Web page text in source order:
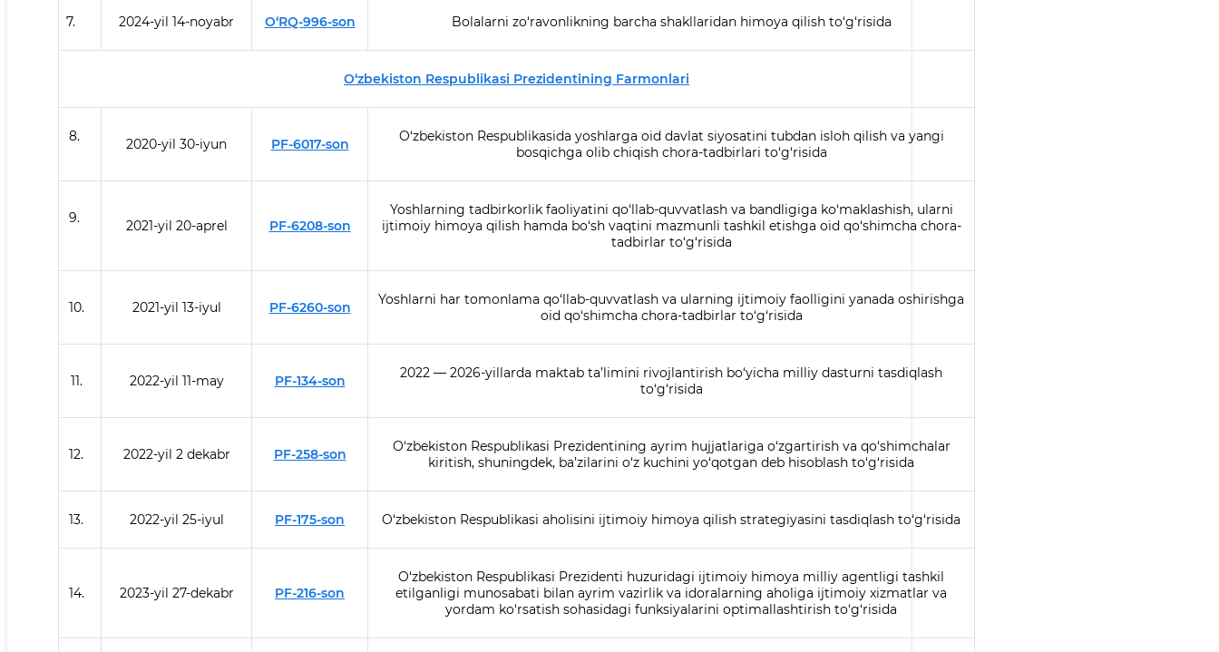
7. 2024-yil 14-noyabr O‘RQ-996-son Bolalarni zo‘ravonlikning barcha shakllaridan himoya qilish to‘g‘risida
O‘zbekiston Respublikasi Prezidentining Farmonlari
8. 2020-yil 30-iyun PF-6017-son
O‘zbekiston Respublikasida yoshlarga oid davlat siyosatini tubdan isloh qilish va yangi
bosqichga olib chiqish chora-tadbirlari to‘g‘risida
9. 2021-yil 20-aprel PF-6208-son
Yoshlarning tadbirkorlik faoliyatini qo‘llab-quvvatlash va bandligiga ko‘maklashish, ularni
ijtimoiy himoya qilish hamda bo‘sh vaqtini mazmunli tashkil etishga oid qo‘shimcha chora-
tadbirlar to‘g‘risida
10. 2021-yil 13-iyul PF-6260-son
Yoshlarni har tomonlama qo‘llab-quvvatlash va ularning ijtimoiy faolligini yanada oshirishga
oid qo‘shimcha chora-tadbirlar to‘g‘risida
11. 2022-yil 11-may PF-134-son
2022 — 2026-yillarda maktab ta’limini rivojlantirish bo‘yicha milliy dasturni tasdiqlash
to‘g‘risida
12. 2022-yil 2 dekabr PF-258-son
O‘zbekiston Respublikasi Prezidentining ayrim hujjatlariga o‘zgartirish va qo‘shimchalar
kiritish, shuningdek, ba’zilarini o‘z kuchini yo‘qotgan deb hisoblash to‘g‘risida
13. 2022-yil 25-iyul PF-175-son O‘zbekiston Respublikasi aholisini ijtimoiy himoya qilish strategiyasini tasdiqlash to‘g‘risida
14. 2023-yil 27-dekabr PF-216-son
O‘zbekiston Respublikasi Prezidenti huzuridagi ijtimoiy himoya milliy agentligi tashkil
etilganligi munosabati bilan ayrim vazirlik va idoralarning aholiga ijtimoiy xizmatlar va
yordam ko‘rsatish sohasidagi funksiyalarini optimallashtirish to‘g‘risida